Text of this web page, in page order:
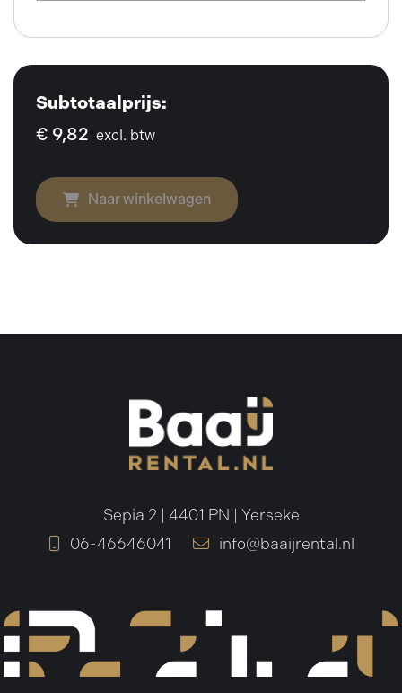
Subtotaalprijs:
€ 9,82 excl. btw
Naar winkelwagen
Sepia 2 | 4401 PN | Yerseke
06-46646041
info@baaijrental.nl